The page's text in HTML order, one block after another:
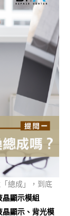
總成」，到底
晶顯示模組
晶顯示、背光模